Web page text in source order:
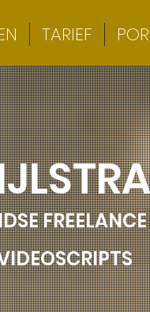
TARIEF